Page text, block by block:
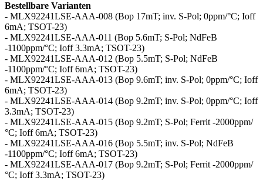
Bestellbare Varianten
- MLX92241LSE-AAA-008 (Bop 17mT; inv. S-Pol; 0ppm/°C; Ioff
6mA; TSOT-23)
- MLX92241LSE-AAA-011 (Bop 5.6mT; S-Pol; NdFeB
-1100ppm/°C; Ioff 3.3mA; TSOT-23)
- MLX92241LSE-AAA-012 (Bop 5.5mT; S-Pol; NdFeB
-1100ppm/°C; Ioff 6mA; TSOT-23)
- MLX92241LSE-AAA-013 (Bop 9.6mT; inv. S-Pol; 0ppm/°C; Ioff
6mA; TSOT-23)
- MLX92241LSE-AAA-014 (Bop 9.2mT; inv. S-Pol; 0ppm/°C; Ioff
3.3mA; TSOT-23)
- MLX92241LSE-AAA-015 (Bop 9.2mT; S-Pol; Ferrit -2000ppm/
°C; Ioff 6mA; TSOT-23)
- MLX92241LSE-AAA-016 (Bop 5.5mT; inv. S-Pol; NdFeB
-1100ppm/°C; Ioff 6mA; TSOT-23)
- MLX92241LSE-AAA-017 (Bop 9.2mT; S-Pol; Ferrit -2000ppm/
°C; Ioff 3.3mA; TSOT-23)